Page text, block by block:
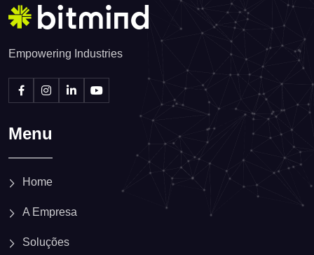
Empowering Industries
Menu
Home
A Empresa
Soluções